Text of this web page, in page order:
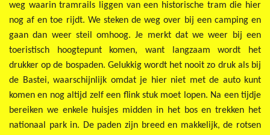
weg waarin tramrails liggen van een historische tram die hier
nog af en toe rijdt. We steken de weg over bij een camping en
gaan dan weer steil omhoog. Je merkt dat we weer bij een
toeristisch hoogtepunt komen, want langzaam wordt het
drukker op de bospaden. Gelukkig wordt het nooit zo druk als bij
de Bastei, waarschijnlijk omdat je hier niet met de auto kunt
komen en nog altijd zelf een flink stuk moet lopen. Na een tijdje
bereiken we enkele huisjes midden in het bos en trekken het
nationaal park in. De paden zijn breed en makkelijk, de rotsen